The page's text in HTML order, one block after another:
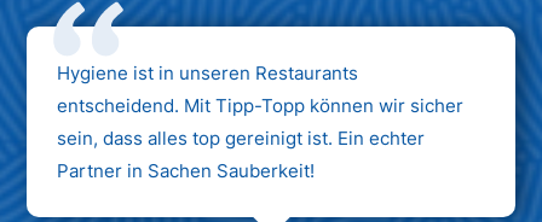
Hygiene ist in unseren Restaurants
entscheidend. Mit Tipp-Topp können wir sicher
sein, dass alles top gereinigt ist. Ein echter
Partner in Sachen Sauberkeit!